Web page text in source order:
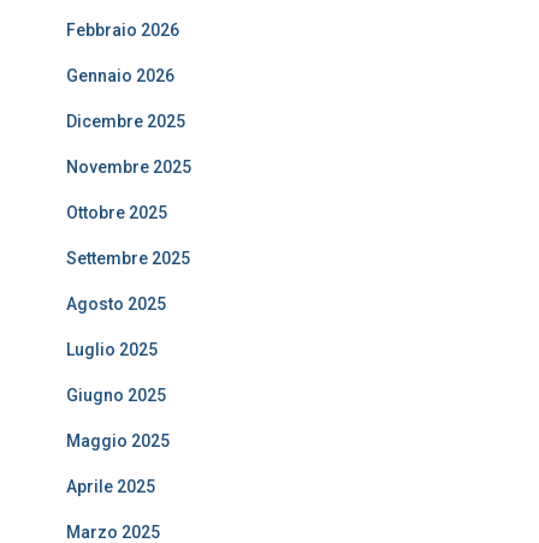
Febbraio 2026
Gennaio 2026
Dicembre 2025
Novembre 2025
Ottobre 2025
Settembre 2025
Agosto 2025
Luglio 2025
Giugno 2025
Maggio 2025
Aprile 2025
Marzo 2025